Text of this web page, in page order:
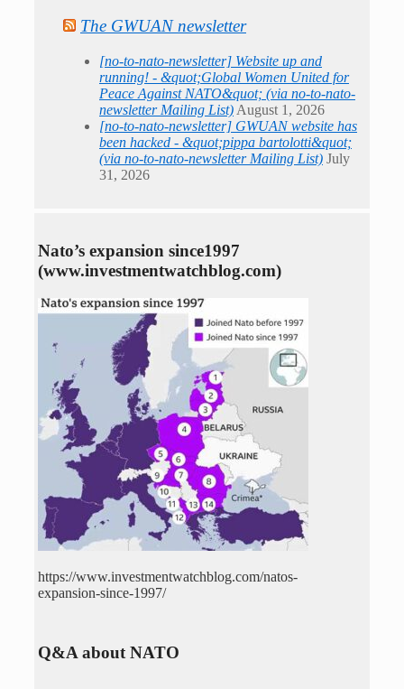
The GWUAN newsletter
[no-to-nato-newsletter] Website up and
running! - &quot;Global Women United for
Peace Against NATO&quot; (via no-to-nato-
newsletter Mailing List) August 1, 2026
[no-to-nato-newsletter] GWUAN website has
been hacked - &quot;pippa bartolotti&quot;
(via no-to-nato-newsletter Mailing List) July
31, 2026
Nato’s expansion since1997
(www.investmentwatchblog.com)
https://www.investmentwatchblog.com/natos-
expansion-since-1997/
Q&A about NATO